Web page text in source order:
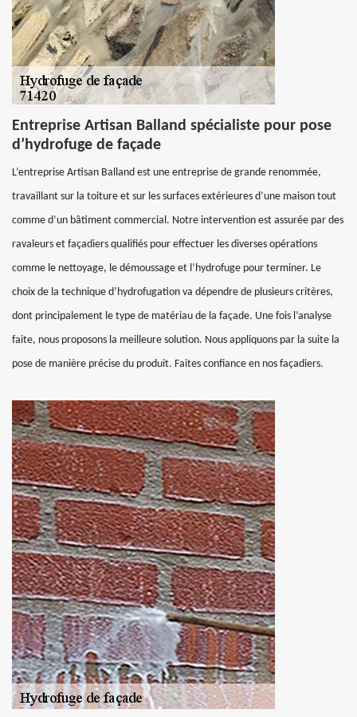
Entreprise Artisan Balland spécialiste pour pose
d’hydrofuge de façade
L’entreprise Artisan Balland est une entreprise de grande renommée,
travaillant sur la toiture et sur les surfaces extérieures d’une maison tout
comme d’un bâtiment commercial. Notre intervention est assurée par des
ravaleurs et façadiers qualifiés pour effectuer les diverses opérations
comme le nettoyage, le démoussage et l’hydrofuge pour terminer. Le
choix de la technique d’hydrofugation va dépendre de plusieurs critères,
dont principalement le type de matériau de la façade. Une fois l’analyse
faite, nous proposons la meilleure solution. Nous appliquons par la suite la
pose de manière précise du produit. Faites confiance en nos façadiers.